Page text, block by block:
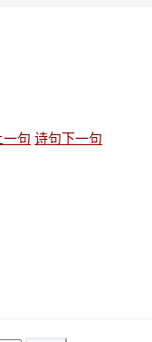
句 诗句下一句